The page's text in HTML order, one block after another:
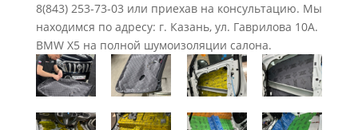
8(843) 253-73-03 или приехав на консультацию. Мы
находимся по адресу: г. Казань, ул. Гаврилова 10А.
BMW X5 на полной шумоизоляции салона.